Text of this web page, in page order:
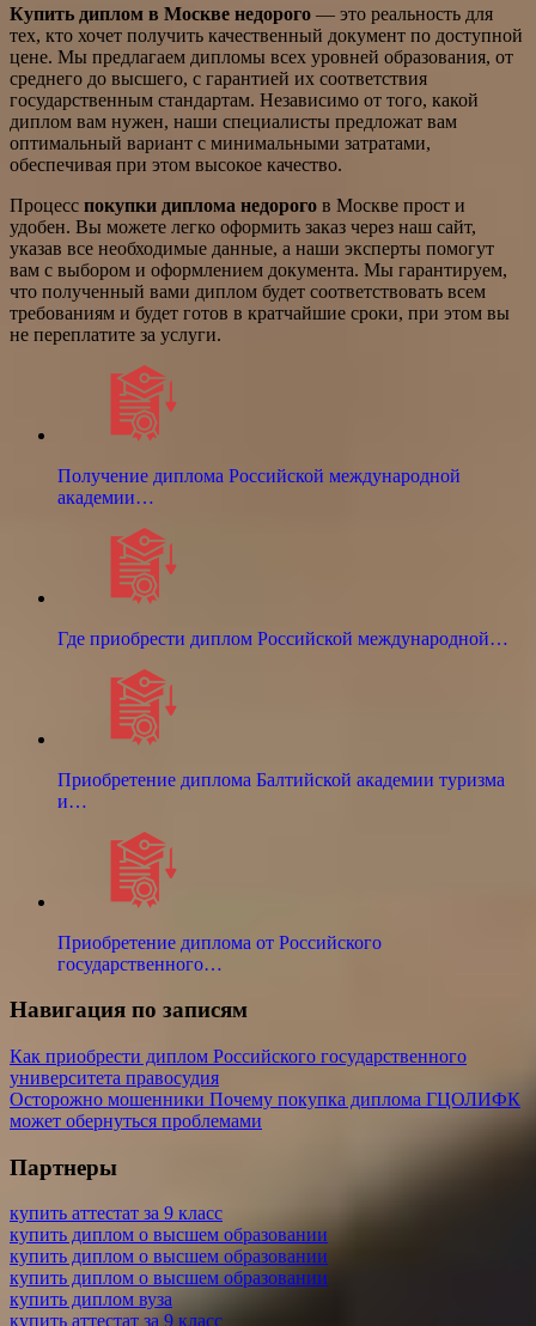
Купить диплом в Москве недорого — это реальность для
тех, кто хочет получить качественный документ по доступной
цене. Мы предлагаем дипломы всех уровней образования, от
среднего до высшего, с гарантией их соответствия
государственным стандартам. Независимо от того, какой
диплом вам нужен, наши специалисты предложат вам
оптимальный вариант с минимальными затратами,
обеспечивая при этом высокое качество.
Процесс покупки диплома недорого в Москве прост и
удобен. Вы можете легко оформить заказ через наш сайт,
указав все необходимые данные, а наши эксперты помогут
вам с выбором и оформлением документа. Мы гарантируем,
что полученный вами диплом будет соответствовать всем
требованиям и будет готов в кратчайшие сроки, при этом вы
не переплатите за услуги.
Получение диплома Российской международной
академии…
Где приобрести диплом Российской международной…
Приобретение диплома Балтийской академии туризма
и…
Приобретение диплома от Российского
государственного…
Навигация по записям
Как приобрести диплом Российского государственного
университета правосудия
Осторожно мошенники Почему покупка диплома ГЦОЛИФК
может обернуться проблемами
Партнеры
купить аттестат за 9 класс
купить диплом о высшем образовании
купить диплом о высшем образовании
купить диплом о высшем образовании
купить диплом вуза
купить аттестат за 9 класс